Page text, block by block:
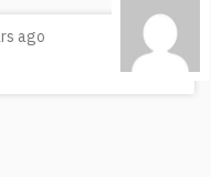
ago